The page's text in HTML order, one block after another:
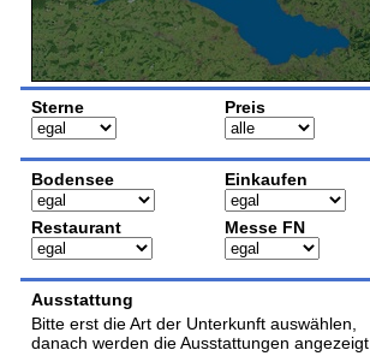
Sterne Preis
Bodensee Einkaufen
Restaurant Messe FN
Ausstattung
Bitte erst die Art der Unterkunft auswählen,
danach werden die Ausstattungen angezeigt.